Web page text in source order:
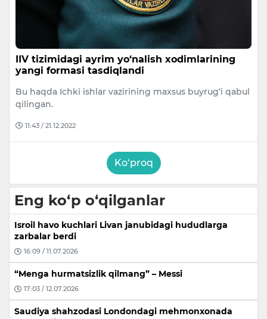
IIV tizimidagi ayrim yo‘nalish xodimlarining
yangi formasi tasdiqlandi
Bu haqda Ichki ishlar vazirining maxsus buyrug‘i qabul
qilingan.
11:43 / 21.12.2022
Ko‘proq
Eng ko‘p o‘qilganlar
Isroil havo kuchlari Livan janubidagi hududlarga
zarbalar berdi
16:09 / 11.07.2026
“Menga hurmatsizlik qilmang” – Messi
17:03 / 12.07.2026
Saudiya shahzodasi Londondagi mehmonxonada